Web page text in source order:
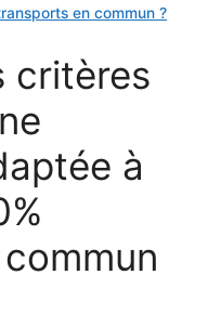
en commun ?
critères
à